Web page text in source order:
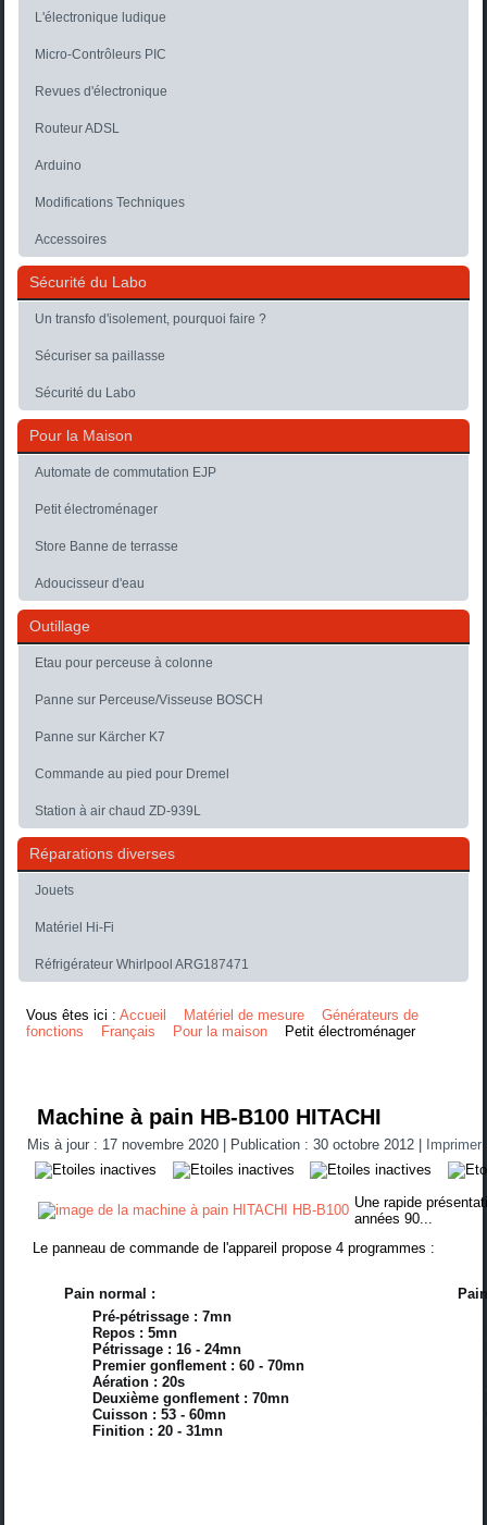
L'électronique ludique
Micro-Contrôleurs PIC
Revues d'électronique
Routeur ADSL
Arduino
Modifications Techniques
Accessoires
Sécurité du Labo
Un transfo d'isolement, pourquoi faire ?
Sécuriser sa paillasse
Sécurité du Labo
Pour la Maison
Automate de commutation EJP
Petit électroménager
Store Banne de terrasse
Adoucisseur d'eau
Outillage
Etau pour perceuse à colonne
Panne sur Perceuse/Visseuse BOSCH
Panne sur Kärcher K7
Commande au pied pour Dremel
Station à air chaud ZD-939L
Réparations diverses
Jouets
Matériel Hi-Fi
Réfrigérateur Whirlpool ARG187471
Vous êtes ici :Accueil Matériel de mesure
Générateurs de
fonctions
Français Pour la maison Petit électroménager
Machine à pain HB-B100 HITACHI
Mis à jour : 17 novembre 2020 Publication : 30 octobre 2012 Imprimer
Une rapide
années 90...
Le panneau de commande de l'appareil propose 4 programmes :
Pain normal :
Pré-pétrissage : 7mn
Repos : 5mn
Pétrissage : 16 - 24mn
Premier gonflement : 60 - 70mn
Aération : 20s
Deuxième gonflement : 70mn
Cuisson : 53 - 60mn
Finition : 20 - 31mn